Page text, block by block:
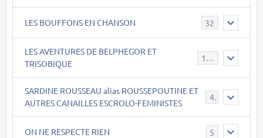
LES BOUFFONS EN CHANSON 32
LES AVENTURES DE BELPHEGOR ET
TRISOBIQUE
147
SARDINE ROUSSEAU alias ROUSSEPOUTINE ET
AUTRES CANAILLES ESCROLO-FEMINISTES
40
ON NE RESPECTE RIEN 5